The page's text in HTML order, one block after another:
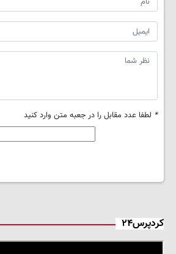
* لطفا عدد مقابل را در جعبه متن وارد کنید
کردپرس۲۴